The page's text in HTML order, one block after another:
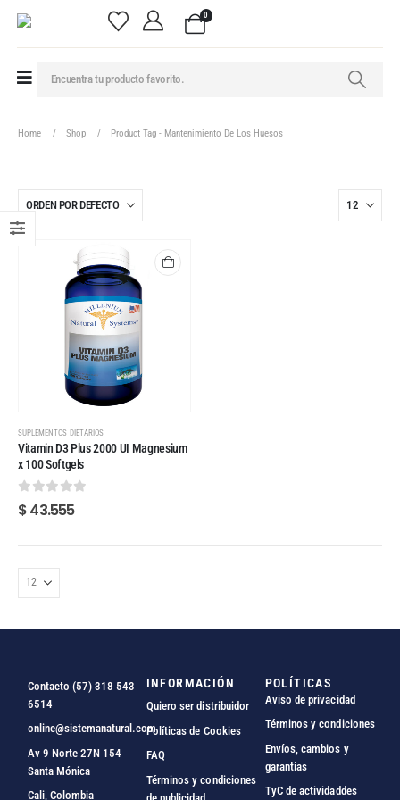
0
Home Shop Product Tag - Mantenimiento De Los Huesos
SUPLEMENTOS DIETARIOS
Vitamin D3 Plus 2000 UI Magnesium
x 100 Softgels
0 out of 5
$43.555
Contacto (57) 318 543
6514
online@sistemanatural.com
Av 9 Norte 27N 154
Santa Mónica
Cali, Colombia
INFORMACIÓN
Quiero ser distribuidor
Políticas de Cookies
FAQ
Términos y condiciones
POLÍTICAS
Aviso de privacidad
Términos y condiciones
Envíos, cambios y
garantías
TyC de actividaddes